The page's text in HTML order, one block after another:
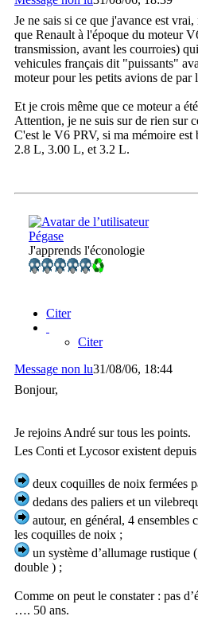
Je ne sais si ce que j'avance est
que Renault à l'époque du moteur
transmission, avant les courroies)
vehicules français dit "puissants"
moteur pour les petits avions de par
Et je crois même que ce moteur a
Attention, je ne suis sur de rien sur
C'est le V6 PRV, si ma mémoire est
2.8 L, 3.00 L, et 3.2 L.
Pégase
J'apprends l'éconologie
Citer
Citer
Message non lu31/08/06, 18:44
Bonjour,
Je rejoins André sur tous les points.
Les Conti et Lycosor existent
deux coquilles de noix fermées
dedans des paliers et un
autour, en général, 4
les coquilles de noix ;
un système d’allumage rustique
double ) ;
Comme on peut le constater : pas
…. 50 ans.